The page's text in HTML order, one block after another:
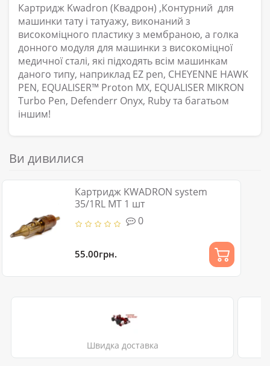
Картридж Kwadron (Квадрон) ,Контурний для
машинки тату і татуажу, виконаний з
високоміцного пластику з мембраною, а голка
донного модуля для машинки з високоміцної
медичної сталі, які підходять всім машинкам
даного типу, наприклад EZ pen, CHEYENNE HAWK
PEN, EQUALISER™ Proton MX, EQUALISER MIKRON
Turbo Pen, Defenderr Onyx, Ruby та багатьом
іншим!
Ви дивилися
Картридж KWADRON system
35/1RL MT 1 шт
0
55.00грн.
Швидка доставка